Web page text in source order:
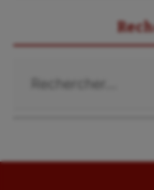
Tir à l'arc
Voile